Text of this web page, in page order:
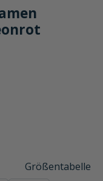
Größentabelle